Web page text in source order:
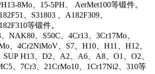
8Mo、15-5PH、 AerMet100等锻件。
、S31803 、A182F309、
等锻件。
NAK80、S50C、4Cr13、3Cr17Mo、
、4Cr2NiMoV、S7、H10、H11、H12、
H13、D2、A2、A6、A8、O1、O2、
、7Cr3、21CrMo10、1Cr17Ni2、310等